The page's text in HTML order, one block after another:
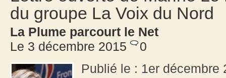
du groupe La Voix du Nord
La Plume parcourt le Net
Le 3 décembre 2015
0
Publié le : 1er décembre